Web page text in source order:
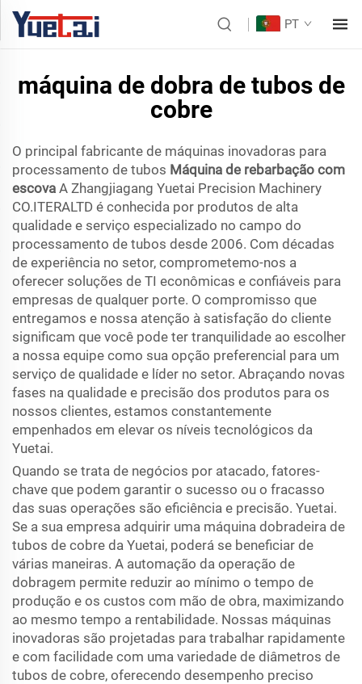
PT
máquina de dobra de tubos de
cobre
O principal fabricante de máquinas inovadoras para
processamento de tubos Máquina de rebarbação com
escova A Zhangjiagang Yuetai Precision Machinery
CO.ITERALTD é conhecida por produtos de alta
qualidade e serviço especializado no campo do
processamento de tubos desde 2006. Com décadas
de experiência no setor, comprometemo-nos a
oferecer soluções de TI econômicas e confiáveis para
empresas de qualquer porte. O compromisso que
entregamos e nossa atenção à satisfação do cliente
significam que você pode ter tranquilidade ao escolher
a nossa equipe como sua opção preferencial para um
serviço de qualidade e líder no setor. Abraçando novas
fases na qualidade e precisão dos produtos para os
nossos clientes, estamos constantemente
empenhados em elevar os níveis tecnológicos da
Yuetai.
Quando se trata de negócios por atacado, fatores-
chave que podem garantir o sucesso ou o fracasso
das suas operações são eficiência e precisão. Yuetai.
Se a sua empresa adquirir uma máquina dobradeira de
tubos de cobre da Yuetai, poderá se beneficiar de
várias maneiras. A automação da operação de
dobragem permite reduzir ao mínimo o tempo de
produção e os custos com mão de obra, maximizando
ao mesmo tempo a rentabilidade. Nossas máquinas
inovadoras são projetadas para trabalhar rapidamente
e com facilidade com uma variedade de diâmetros de
tubos de cobre, oferecendo desempenho preciso